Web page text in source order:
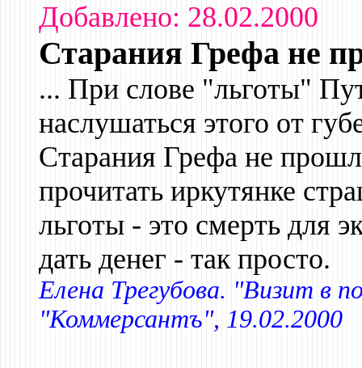
Добавлено: 28.02.2000
Старания Грефа не
... При слове "льготы"
наслушаться этого от
Старания Грефа не
прочитать иркутянке
льготы - это смерть для
дать денег - так просто.
Елена Трегубова. "Визит в
"Коммерсантъ", 19.02.2000